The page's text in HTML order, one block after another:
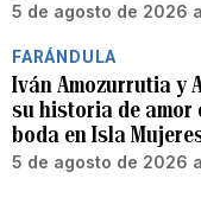
5 de agosto de 2026
FARÁNDULA
Iván Amozurrutia y
su historia de amor
boda en Isla
5 de agosto de 2026